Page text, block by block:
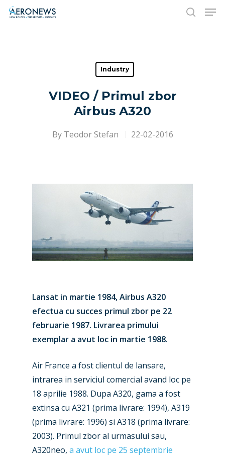
Hit enter to search or ESC to close
Industry
VIDEO / Primul zbor
Airbus A320
By Teodor Stefan 22-02-2016
Lansat in martie 1984, Airbus A320
efectua cu succes primul zbor pe 22
februarie 1987. Livrarea primului
exemplar a avut loc in martie 1988.
Air France a fost clientul de lansare,
intrarea in serviciul comercial avand loc pe
18 aprilie 1988. Dupa A320, gama a fost
extinsa cu A321 (prima livrare: 1994), A319
(prima livrare: 1996) si A318 (prima livrare:
2003). Primul zbor al urmasului sau,
A320neo, a avut loc pe 25 septembrie